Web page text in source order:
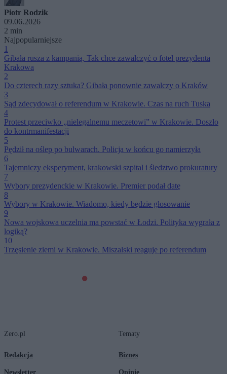
Piotr Rodzik
09.06.2026
2 min
Najpopularniejsze
1
Gibała rusza z kampanią. Tak chce zawalczyć o fotel prezydenta
Krakowa
2
Do czterech razy sztuka? Gibała ponownie zawalczy o Kraków
3
Sąd zdecydował o referendum w Krakowie. Czas na ruch Tuska
4
Protest przeciwko „nielegalnemu meczetowi” w Krakowie. Doszło
do kontrmanifestacji
5
Pędził na oślep po bulwarach. Policja w końcu go namierzyła
6
Tajemniczy eksperyment, krakowski szpital i śledztwo prokuratury
7
Wybory prezydenckie w Krakowie. Premier podał datę
8
Wybory w Krakowie. Wiadomo, kiedy będzie głosowanie
9
Nowa wojskowa uczelnia ma powstać w Łodzi. Polityka wygrała z
logiką?
10
Trzęsienie ziemi w Krakowie. Miszalski reaguje po referendum
Zero.pl
Redakcja
Newsletter
Tematy
Biznes
Opinie